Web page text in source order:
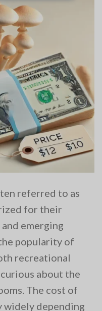
referred to as
for their
emerging
popularity of
recreational
about the
The cost of
widely depending